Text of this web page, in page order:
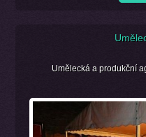
Umělecká a produkční